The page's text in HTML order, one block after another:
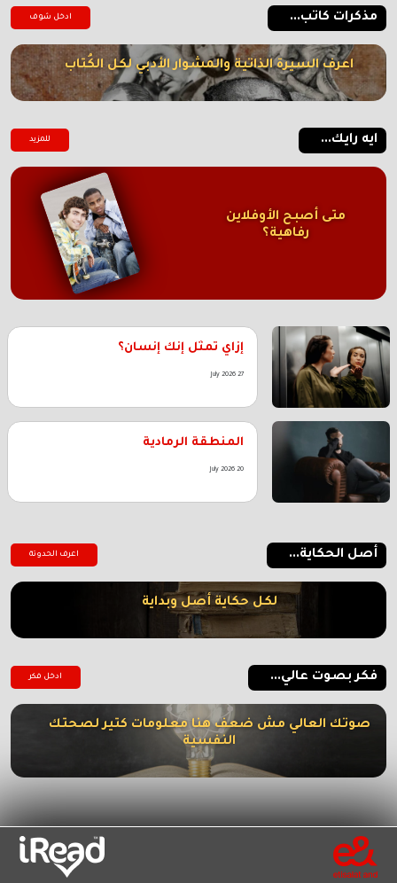
مذكرات كاتب... ادخل شوف
اعرف السيرة الذاتية والمشوار الأدبي لكل الكُتاب
ايه رايك... للمزيد
متى أصبح الأوفلاين
رفاهية؟
إزاي تمثل إنك إنسان؟
27 July 2026
المنطقة الرمادية
20 July 2026
أصل الحكاية... اعرف الحدوتة
لكل حكاية أصل وبداية
فكر بصوت عالي... ادخل فكر
صوتك العالي مش ضعف هنا معلومات كتير لصحتك
النفسية